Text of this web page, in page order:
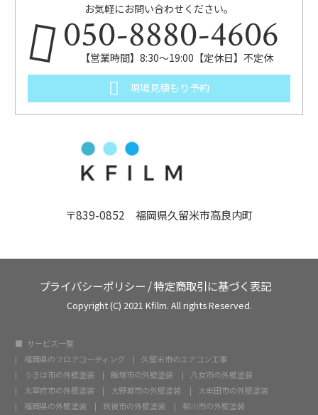
お気軽にお問い合わせください。
050-8880-4606
【営業時間】8:30～19:00【定休日】不定休
現場見積もり予約
〒839-0852 福岡県久留米市高良内町
プライバシーポリシー /特定商取引に基づく表記
Copyright (C) 2021 Kfilm. All rights Reserved.
サービス一覧
福岡県のフロアコーティング
久留米市のエアコン工事
うきは市の外壁塗装
飯塚市の外壁塗装
八女市の外壁塗装
太宰府市の外壁塗装
大野城市の外壁塗装
大牟田市の外壁塗装
福岡県の外壁塗装
筑後市の外壁塗装
柳川市の外壁塗装